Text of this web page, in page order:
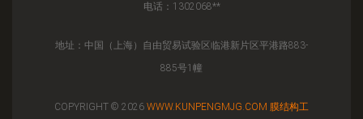
电话：1302068**
地址：中国（上海）自由贸易试验区临港新片区平港路883-
885号1幢
COPYRIGHT © 2026 WWW.KUNPENGMJG.COM 膜结构工